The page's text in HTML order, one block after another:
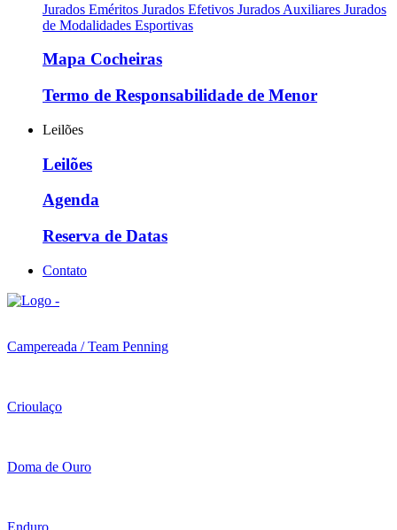
Jurados Eméritos Jurados Efetivos Jurados Auxiliares Jurados
de Modalidades Esportivas
Mapa Cocheiras
Termo de Responsabilidade de Menor
Leilões
Leilões
Agenda
Reserva de Datas
Contato
Campereada / Team Penning
Crioulaço
Doma de Ouro
Enduro